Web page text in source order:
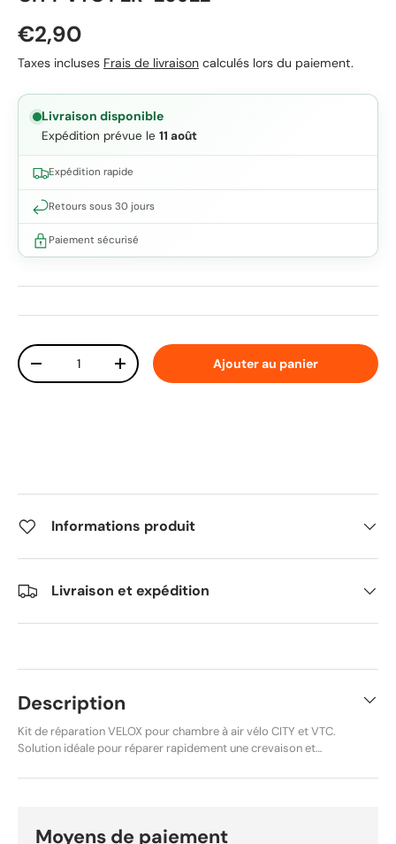
Prix habituel
€2,90
Taxes incluses Frais de livraison calculés lors du paiement.
Livraison disponible
Expédition prévue le 11 août
Expédition rapide
Retours sous 30 jours
Paiement sécurisé
Qté
Diminuer la quantitéAugmenter la quantitéAjouter au panier
Informations produit
Livraison et expédition
Description
Kit de réparation VELOX pour chambre à air vélo CITY et VTC.
Solution idéale pour réparer rapidement une crevaison et
pratique, ce kit contient tous les éléments indispensables
Contenu du kit 1 patch rond 15 mm 1 patch rond 25 mm 2
Moyens de paiement